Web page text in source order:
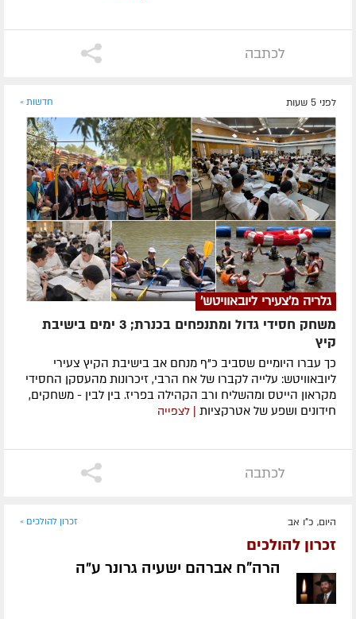
לכתבה
לפני 5 שעות חדשות »
גלריה מ'צעירי ליובאוויטש'
משחק חסידי גדול ומתנפחים בכנרת; 3 ימים בישיבת
קיץ
כך עברו היומיים שסביב כ"ף מנחם אב בישיבת הקיץ צעירי
ליובאוויטש: עלייה לקברו של אח הרבי, זיכרונות מהעסקן החסידי
מקראון הייטס ומהשליח ורב הקהילה בפריז. בין לבין - משחקים,
חידונים ושפע של אטרקציות
| לצפייה
לכתבה
היום, כ"ו אב זכרון להולכים »
זכרון להולכים
הרה"ח אברהם ישעיה גרונר ע״ה